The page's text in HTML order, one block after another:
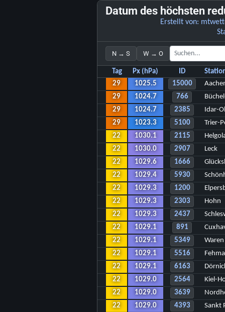
Datum des höchsten
Erstellt von:
N → S W → O
Tag Px (hPa) ID
29
1025.5 15000
29
1024.7 766
29
1024.7 2385
Idar-
29
1023.3 5100
Trier-
22
1030.1 2115
22
1030.0 2907
Leck
22
1029.6 1666
22
1029.4 5930
22
1029.3 1200
22
1029.3 2303
Hohn
22
1029.3 2437
22
1029.1 891
22
1029.1 5349
22
1029.1 5516
22
1029.1 6163
22
1029.0 2564
Kiel-
22
1029.0 3639
22
1029.0 4393
Sankt